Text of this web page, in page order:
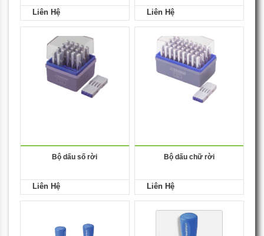
Liên Hệ Liên Hệ
Bộ dấu số rời
Liên Hệ
Bộ dấu chữ rời
Liên Hệ